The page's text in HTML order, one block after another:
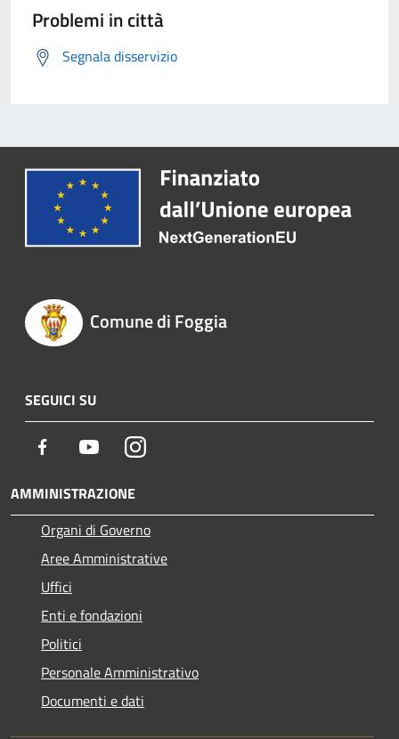
Problemi in città
Segnala disservizio
Comune di Foggia
SEGUICI SU
Facebook YoutubeInstagram
AMMINISTRAZIONE
Organi di Governo
Aree Amministrative
Uffici
Enti e fondazioni
Politici
Personale Amministrativo
Documenti e dati